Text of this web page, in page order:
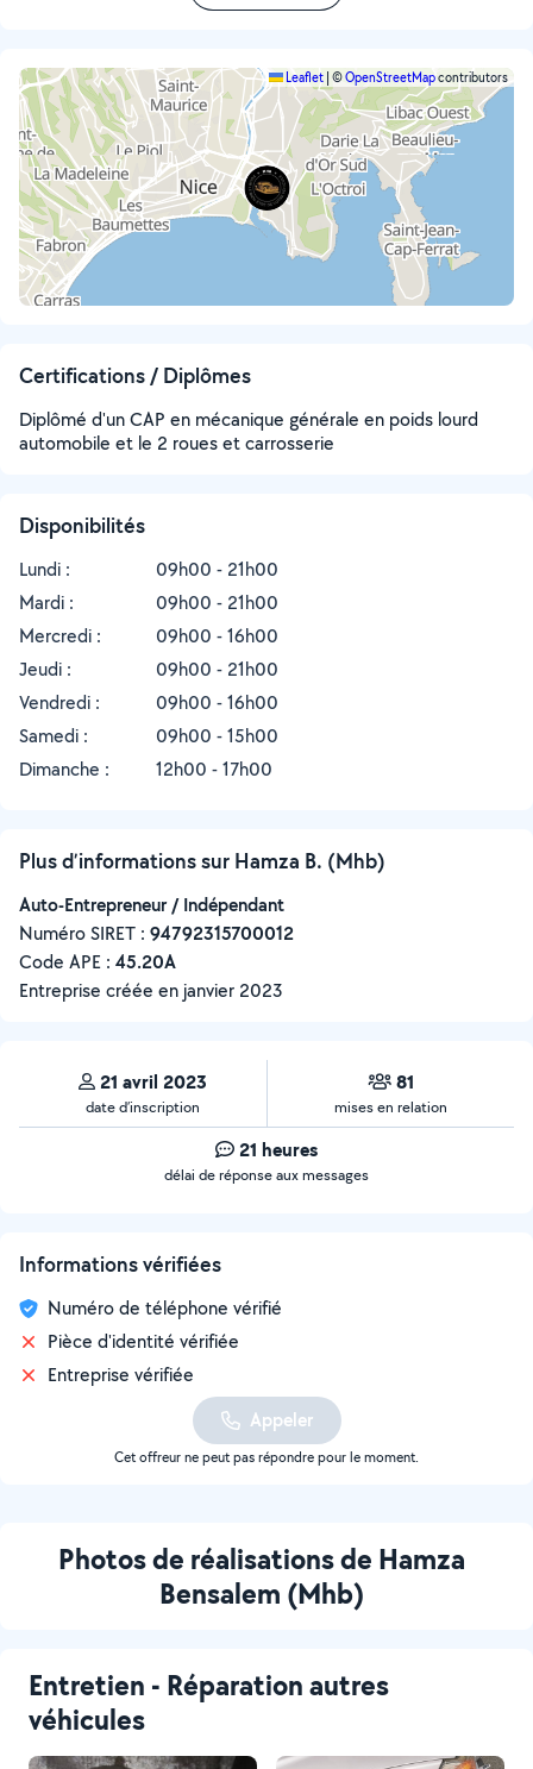
Leaflet ©OpenStreetMapcontributors
Certifications / Diplômes
Diplômé d'un CAP en mécanique générale en poids lourd
automobile et le 2 roues et carrosserie
Disponibilités
Lundi :
09h00 - 21h00
Mardi :
09h00 - 21h00
Mercredi :
09h00 - 16h00
Jeudi :
09h00 - 21h00
Vendredi :
09h00 - 16h00
Samedi :
09h00 - 15h00
Dimanche :
12h00 - 17h00
Plus d’informations sur Hamza B. (Mhb)
Auto-Entrepreneur / Indépendant
Numéro SIRET : ‍94792315700012
Code APE : 45.20A
Entreprise créée en janvier 2023
21 avril 2023
date d’inscription
81
mises en relation
21 heures
délai de réponse aux messages
Informations vérifiées
Numéro de téléphone vérifié
Pièce d'identité vérifiée
Entreprise vérifiée
Appeler
Cet offreur ne peut pas répondre pour le moment.
Photos de réalisations de Hamza
Bensalem (Mhb)
Entretien - Réparation autres
véhicules